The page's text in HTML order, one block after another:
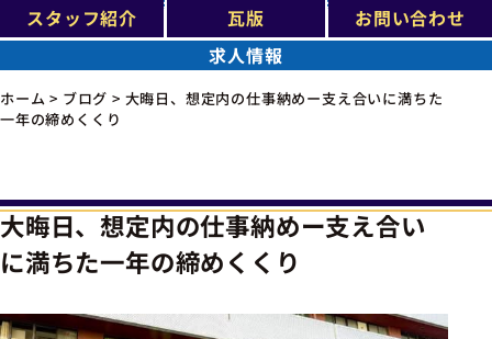
スタッフ紹介
瓦版
お問い合わせ
求人情報
ホーム > ブログ > 大晦日、想定内の仕事納めー支え合いに満ちた
一年の締めくくり
大晦日、想定内の仕事納めー支え合い
に満ちた一年の締めくくり